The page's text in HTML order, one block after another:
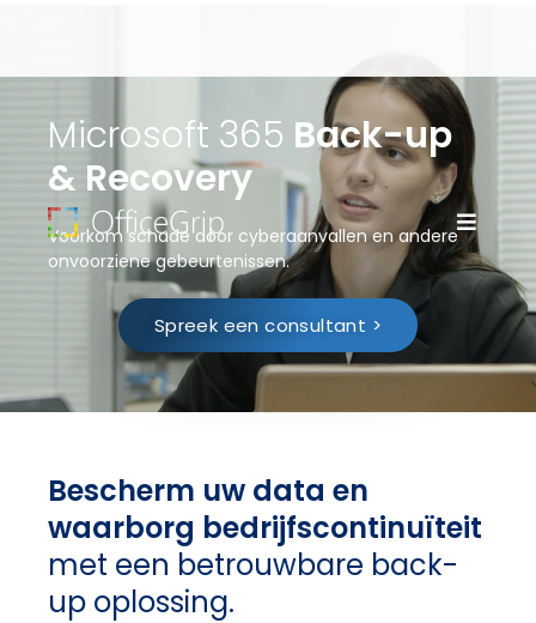
Microsoft 365 Back-up
& Recovery
Voorkom schade door cyberaanvallen en andere
onvoorziene gebeurtenissen.
Spreek een consultant >
Bescherm uw data en
waarborg bedrijfscontinuïteit
met een betrouwbare back-
up oplossing.